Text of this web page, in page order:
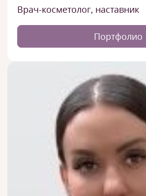
Врач-косметолог, наставник
Портфолио